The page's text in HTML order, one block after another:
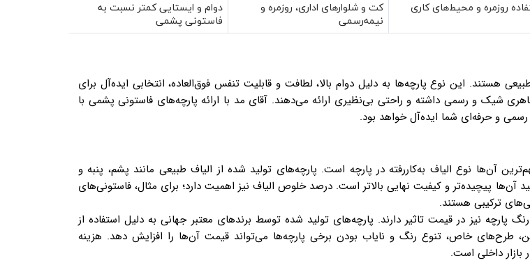
روزمره و محیط‌های کاری
کت و شلوارهای اداری، روزمره و
نیمه‌رسمی
دوام و ایستایی کمتر نسبت به
فاستونی پشمی
هستند. این نوع پارچه‌ها به دلیل دوام بالا، لطافت و قابلیت تنفس فوق‌العاده، انتخابی ایده‌آل برای
شیک و رسمی داشته و راحتی بی‌نظیری ارائه می‌دهند. آقای مد با ارائه پارچه‌های فاستونی پشمی با
و حرفه‌ای شما ایده‌آل خواهد بود.
آن‌ها نوع الیاف به‌کاررفته در پارچه است. پارچه‌های تولید شده از الیاف طبیعی مانند پشم، پنبه و
آن‌ها پیچیده‌تر و کیفیت نهایی بالاتر است. درصد خلوص الیاف نیز اهمیت دارد؛ برای مثال، فاستونی‌های
ترکیبی هستند.
پارچه نیز در قیمت تاثیر دارند. پارچه‌های تولید شده توسط برندهای معتبر جهانی به دلیل استفاده از
طرح‌های خاص، تنوع رنگ و نایاب بودن برخی پارچه‌ها می‌تواند قیمت آن‌ها را افزایش دهد. هزینه
بازار داخلی است.